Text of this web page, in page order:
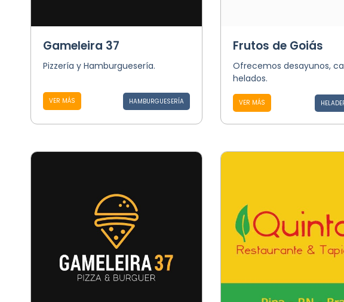
Gameleira 37
Pizzería y Hamburguesería.
VER MÁS HAMBURGUESERÍA
Frutos de Goiás
Ofrecemos desayunos,
helados.
VER MÁS